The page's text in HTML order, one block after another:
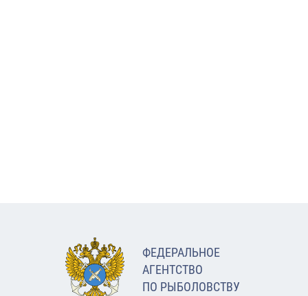
ФЕДЕРАЛЬНОЕ
АГЕНТСТВО
ПО РЫБОЛОВСТВУ